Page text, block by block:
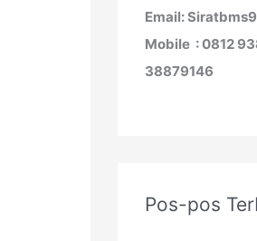
Email:
Mobile : 0812
38879146
Pos-pos